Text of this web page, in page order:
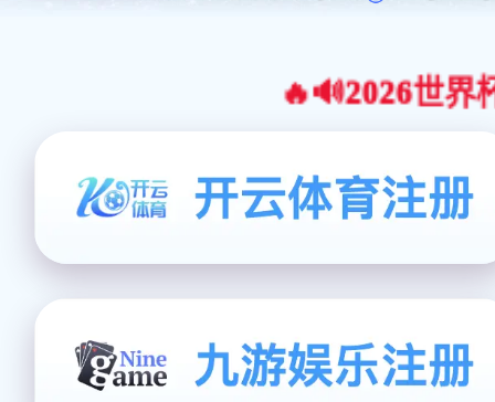
🔥🔊2026世界杯官网